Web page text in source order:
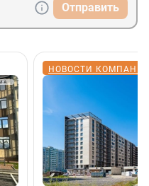
Отправить
НОВОСТИ